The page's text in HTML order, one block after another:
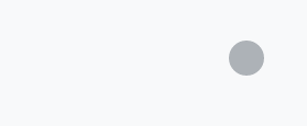
Широкоформатний: Так